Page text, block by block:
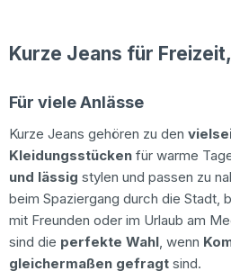
Kurze Jeans für
Für viele Anlässe
Kurze Jeans gehören zu den
Kleidungsstücken für warme
und lässig stylen und passen zu
beim Spaziergang durch die Stadt,
mit Freunden oder im Urlaub am
sind die perfekte Wahl, wenn
gleichermaßen gefragt sind.